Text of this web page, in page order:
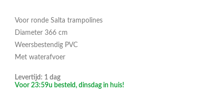
Voor ronde Salta trampolines
Diameter 366 cm
Weersbestendig PVC
Met waterafvoer
Levertijd: 1 dag
Voor 23:59u besteld, dinsdag in huis!